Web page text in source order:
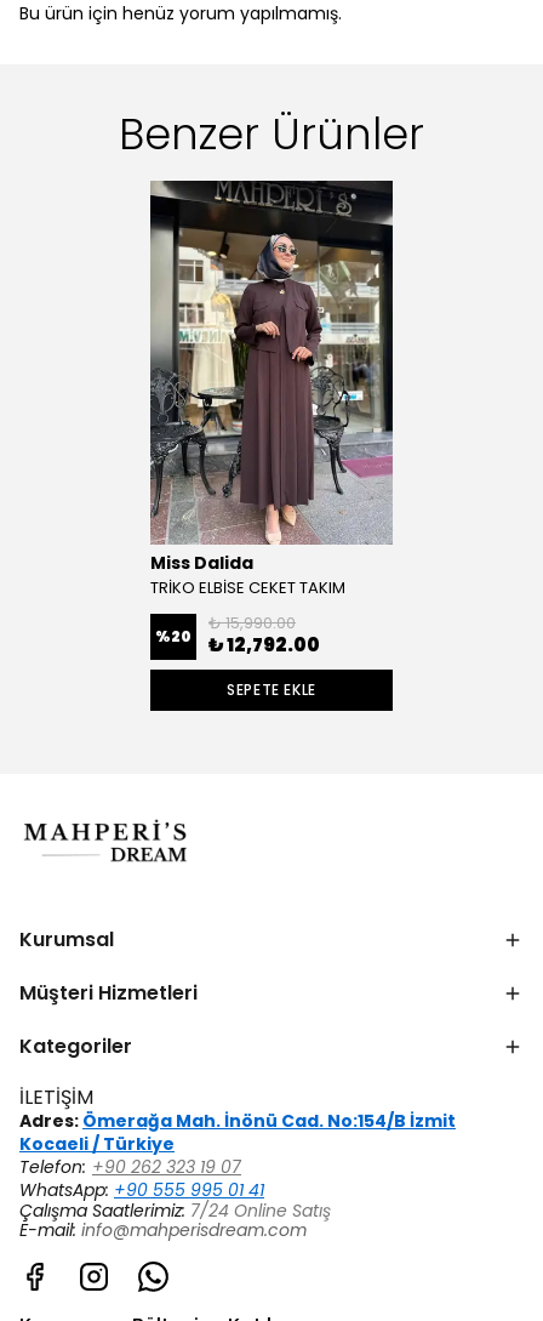
Bu ürün için henüz yorum yapılmamış.
Benzer Ürünler
Miss Dalida
TRİKO ELBİSE CEKET TAKIM
%20
₺ 15,990.00
₺ 12,792.00
SEPETE EKLE
Kurumsal
Müşteri Hizmetleri
Kategoriler
İLETİŞİM
Adres: Ömerağa Mah. İnönü Cad. No:154/B İzmit
Kocaeli / Türkiye
Telefon: +90 262 323 19 07
WhatsApp: +90 555 995 01 41
Çalışma Saatlerimiz: 7/24 Online Satış
E-mail: info@mahperisdream.com